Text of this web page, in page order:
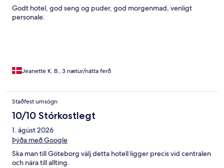
Godt hotel, god seng og puder, god morgenmad, venligt
personale.
Jeanette K. B., 3 nætur/nátta ferð
Staðfest umsögn
10/10 Stórkostlegt
1. ágúst 2026
Þýða með Google
Ska man till Göteborg välj detta hotell ligger precis vid centralen
och nära till allting.